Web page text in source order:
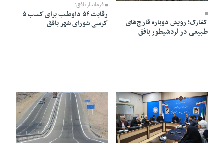
کغارک؛ رویش دوباره قارچ‌های
طبیعی در لردشیطور بافق
فرماندار بافق:
رقابت ۵۴ داوطلب برای کسب ۵
کرسی شورای شهر بافق